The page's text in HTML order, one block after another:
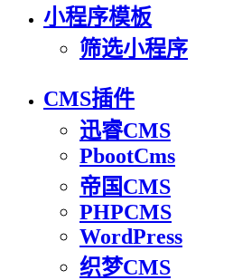
小程序模板
筛选小程序
CMS插件
迅睿CMS
PbootCms
帝国CMS
PHPCMS
WordPress
织梦CMS